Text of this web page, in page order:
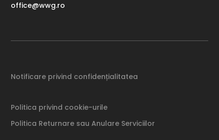
office@wwg.ro
Notificare privind confidențialitatea
Politica privind cookie-urile
Politica Returnare sau Anulare Serviciilor